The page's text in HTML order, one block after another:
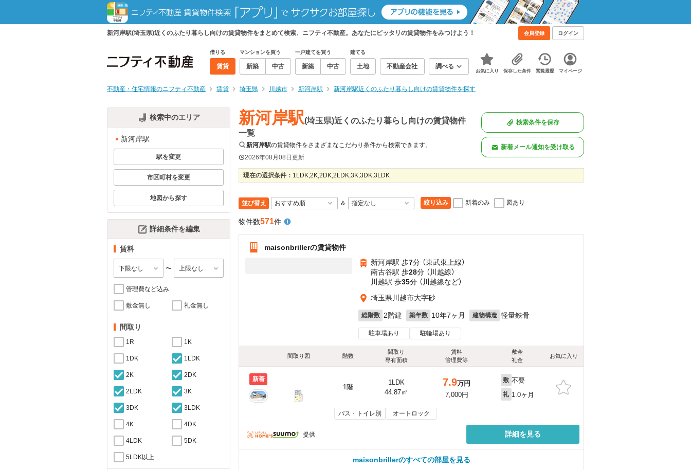
新河岸駅(埼玉県)近くのふたり暮らし向けの賃貸物件をまとめて検索、ニフティ不動産。あなたにピッタリの賃貸物件をみつけよう！ 会員登録 ログイン
借りる
賃貸
マンションを買う
新築 中古
一戸建てを買う
新築 中古
建てる
土地 不動産会社 調べる
お気に入り 保存した条件 閲覧履歴 マイページ
不動産・住宅情報のニフティ不動産 賃貸 埼玉県 川越市 新河岸駅 新河岸駅近くのふたり暮らし向けの賃貸物件を探す
検索中のエリア
新河岸駅
駅を変更
市区町村を変更
地図から探す
詳細条件を編集
賃料
〜
管理費など込み
敷金無し 礼金無し
間取り
1R 1K
1DK 1LDK
2K 2DK
2LDK 3K
3DK 3LDK
4K 4DK
4LDK 5DK
5LDK以上
新河岸駅(埼玉県)近くのふたり暮らし向けの賃貸物件
一覧
新河岸駅の賃貸物件をさまざまなこだわり条件から検索できます。
2026年08月08日更新
検索条件を保存
新着メール通知を受け取る
現在の選択条件： 1LDK,2K,2DK,2LDK,3K,3DK,3LDK
並び替え ＆ 絞り込み 新着のみ 図あり
物件数571件
maisonbrillerの賃貸物件
新河岸駅 歩7分 （東武東上線）
南古谷駅 歩28分 （川越線）
川越駅 歩35分 （川越線など）
埼玉県川越市大字砂
総階数 2階建 築年数 10年7ヶ月 建物構造 軽量鉄骨
駐車場あり 駐輪場あり
間取り図 階数
間取り
専有面積
賃料
管理費等
敷金
礼金
お気に入り
新着
1階
1LDK
44.87㎡
7.9万円
7,000円
敷 不要
礼 1.0ヶ月
バス・トイレ別 オートロック
提供 詳細を見る
maisonbrillerのすべての部屋を見る